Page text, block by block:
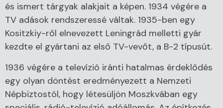
és ismert tárgyak alakjait a képen. 1934 végére a
TV adások rendszeressé váltak. 1935-ben egy
Kositzkiy-ről elnevezett Leningrád melletti gyár
kezdte el gyártani az első TV-vevőt, a B-2 típusút.
1936 végére a televízió iránti hatalmas érdeklődés
egy olyan döntést eredményezett a Nemzeti
Népbiztostól, hogy létesüljön Moszkvában egy